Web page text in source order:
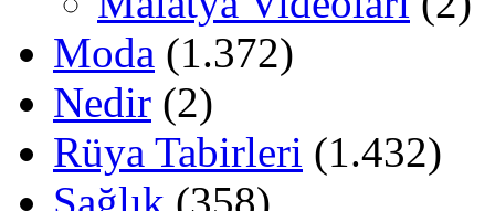
Moda (1.372)
Nedir (2)
Rüya Tabirleri (1.432)